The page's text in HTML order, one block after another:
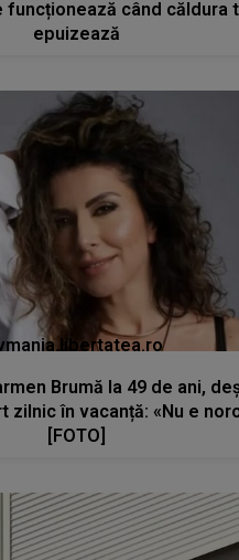
funcționează când căldura
epuizează
Brumă la 49 de ani,
zilnic în vacanță: «Nu e
[FOTO]